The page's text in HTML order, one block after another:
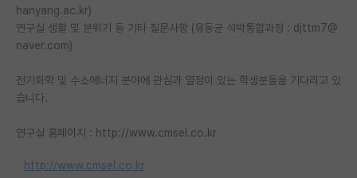
홍보 게시판
커리어
유학교육
이벤트
반도체 아카데미
재팬라운지 🌸
hanyang.ac.kr)
연구실 생활 및 분위기 등 기타 질문사항 (유동균 석박통합과정 : djttm7@
naver.com)
전기화학 및 수소에너지 분야에 관심과 열정이 있는 학생분들을 기다리고 있
습니다.
연구실 홈페이지 : http://www.cmsel.co.kr
http://www.cmsel.co.kr